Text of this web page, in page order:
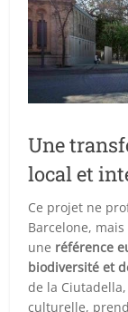
Une
local et
Ce projet ne
Barcelone,
une référence
biodiversité et
de la
culturelle,